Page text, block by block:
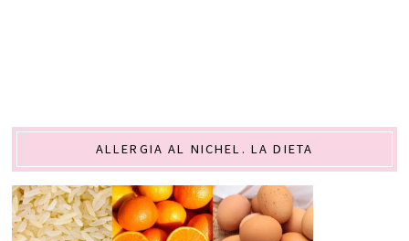
ALLERGIA AL NICHEL. LA DIETA